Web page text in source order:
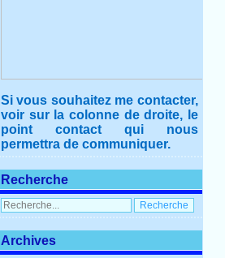
Si vous souhaitez me contacter,
voir sur la colonne de droite, le
point contact qui nous
permettra de communiquer.
Recherche
Archives